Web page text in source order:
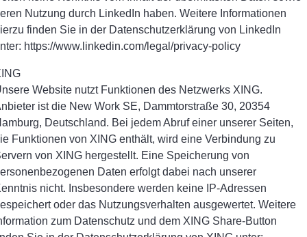
Nutzung durch LinkedIn haben. Weitere Informationen
finden Sie in der Datenschutzerklärung von LinkedIn
https://www.linkedin.com/legal/privacy-policy
Website nutzt Funktionen des Netzwerks XING.
ist die New Work SE, Dammtorstraße 30, 20354
Deutschland. Bei jedem Abruf einer unserer Seiten,
Funktionen von XING enthält, wird eine Verbindung zu
von XING hergestellt. Eine Speicherung von
Daten erfolgt dabei nach unserer
nicht. Insbesondere werden keine IP-Adressen
oder das Nutzungsverhalten ausgewertet. Weitere
zum Datenschutz und dem XING Share-Button